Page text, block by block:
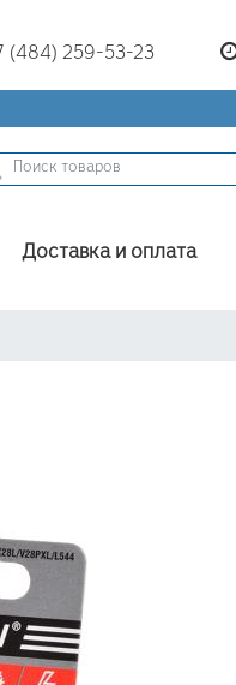
(484) 259-53-23
Доставка и оплата